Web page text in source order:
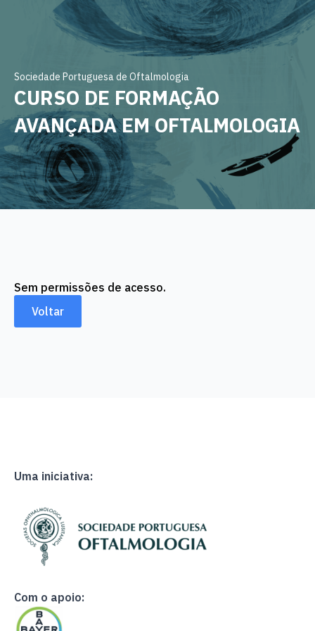
Sociedade Portuguesa de Oftalmologia
CURSO DE FORMAÇÃO
AVANÇADA EM OFTALMOLOGIA
Sem permissões de acesso.
Voltar
Uma iniciativa:
Com o apoio: